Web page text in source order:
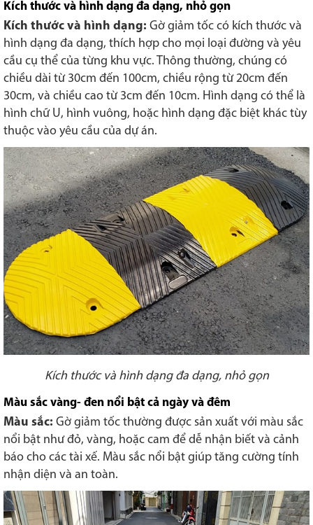
Kích thước và hình dạng đa dạng, nhỏ gọn
Kích thước và hình dạng: Gờ giảm tốc có kích thước và
hình dạng đa dạng, thích hợp cho mọi loại đường và yêu
cầu cụ thể của từng khu vực. Thông thường, chúng có
chiều dài từ 30cm đến 100cm, chiều rộng từ 20cm đến
30cm, và chiều cao từ 3cm đến 10cm. Hình dạng có thể là
hình chữ U, hình vuông, hoặc hình dạng đặc biệt khác tùy
thuộc vào yêu cầu của dự án.
Kích thước và hình dạng đa dạng, nhỏ gọn
Màu sắc vàng- đen nổi bật cả ngày và đêm
Màu sắc: Gờ giảm tốc thường được sản xuất với màu sắc
nổi bật như đỏ, vàng, hoặc cam để dễ nhận biết và cảnh
báo cho các tài xế. Màu sắc nổi bật giúp tăng cường tính
nhận diện và an toàn.